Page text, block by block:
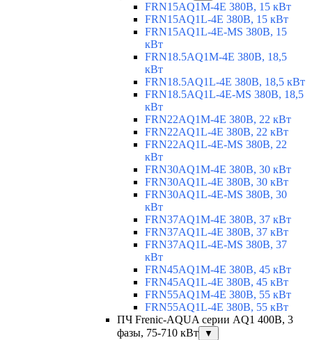
FRN15AQ1M-4E 380В, 15 кВт
FRN15AQ1L-4E 380В, 15 кВт
FRN15AQ1L-4E-MS 380В, 15
кВт
FRN18.5AQ1M-4E 380В, 18,5
кВт
FRN18.5AQ1L-4E 380В, 18,5 кВт
FRN18.5AQ1L-4E-MS 380В, 18,5
кВт
FRN22AQ1M-4E 380В, 22 кВт
FRN22AQ1L-4E 380В, 22 кВт
FRN22AQ1L-4E-MS 380В, 22
кВт
FRN30AQ1M-4E 380В, 30 кВт
FRN30AQ1L-4E 380В, 30 кВт
FRN30AQ1L-4E-MS 380В, 30
кВт
FRN37AQ1M-4E 380В, 37 кВт
FRN37AQ1L-4E 380В, 37 кВт
FRN37AQ1L-4E-MS 380В, 37
кВт
FRN45AQ1M-4E 380В, 45 кВт
FRN45AQ1L-4E 380В, 45 кВт
FRN55AQ1M-4E 380В, 55 кВт
FRN55AQ1L-4E 380В, 55 кВт
ПЧ Frenic-AQUA серии AQ1 400В, 3
фазы, 75-710 кВт
▼